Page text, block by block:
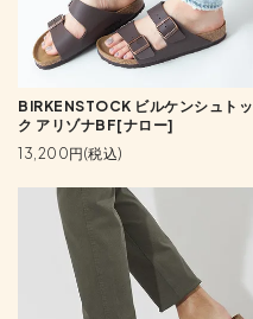
BIRKENSTOCK ビルケンシュトッ
ク アリゾナBF[ナロー]
13,200円(税込)